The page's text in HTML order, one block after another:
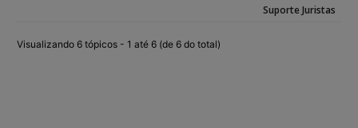
Suporte Juristas
Visualizando 6 tópicos - 1 até 6 (de 6 do total)